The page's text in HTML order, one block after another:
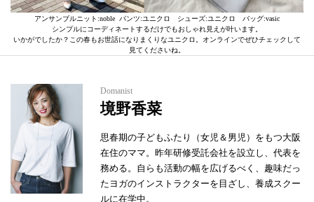
アンサンブルニット:noble パンツ:ユニクロ シューズ:ユニクロ バッグ:vasic
シンプルにコーディネートするだけでもおしゃれ見えが叶います。
いかがでしたか？この春もお世話になりまくりなユニクロ。オンラインでぜひチェックして
見てくださいね。
Domanist
境野香菜
思春期の子どもふたり（女児＆男児）をもつ大阪
在住のママ。昨年研修受託会社を設立し、代表を
務める。自らも活動の幅を広げるべく、趣味だっ
たヨガのインストラクターを目ざし、養成スクー
ルに在学中。